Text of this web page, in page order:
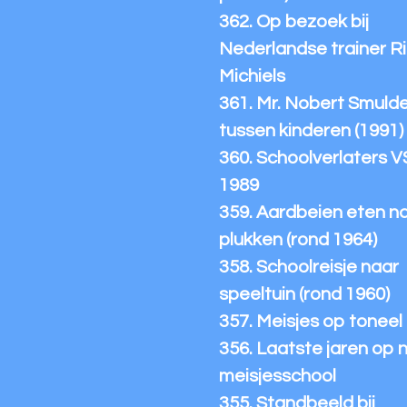
362. Op bezoek bij
Nederlandse trainer
Michiels
361. Mr. Nobert
tussen kinderen (1991)
360. Schoolverlaters
1989
359. Aardbeien eten
plukken (rond 1964)
358. Schoolreisje naar
speeltuin (rond 1960)
357. Meisjes op toneel
356. Laatste jaren op
meisjesschool
355. Standbeeld bij